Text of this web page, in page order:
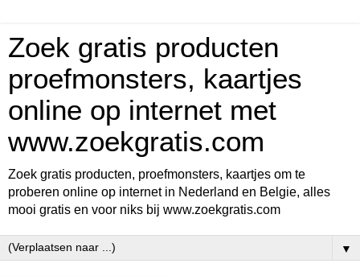
Zoek gratis producten
proefmonsters, kaartjes
online op internet met
www.zoekgratis.com
Zoek gratis producten, proefmonsters, kaartjes om te
proberen online op internet in Nederland en Belgie, alles
mooi gratis en voor niks bij www.zoekgratis.com
▼